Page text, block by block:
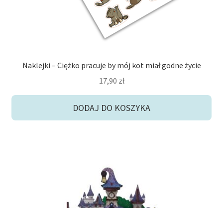
Naklejki – Ciężko pracuje by mój kot miał godne życie
17,90 zł
DODAJ DO KOSZYKA